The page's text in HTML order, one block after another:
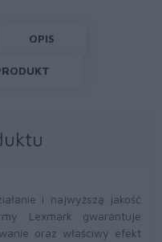
OPIS
i najwyższą jakość
Lexmark gwarantuje
oraz właściwy efekt